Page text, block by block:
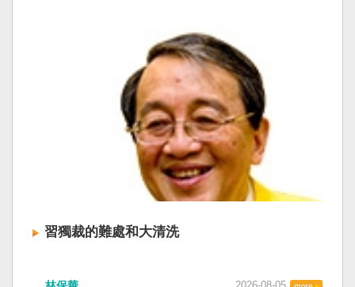
習獨裁的難處和大清洗